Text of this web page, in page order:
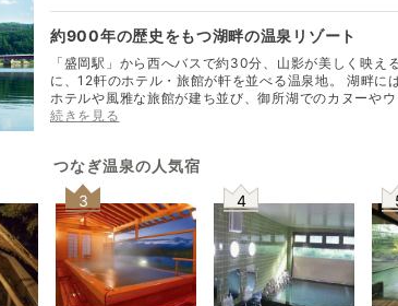
約900年の歴史をもつ湖畔の温泉リゾート
「盛岡駅」から西へバスで約30分、山影が美しく映え
に、12軒のホテル・旅館が軒を並べる温泉地。 湖畔には眺望のよい大型
ホテルや風雅な旅館が建ち並び、御所湖でのカヌーや
ン、ルアーフィッシングなどのレジャー施設も充実。湖
岡の奥座敷」として親しまれ、田沢湖・十和田湖方面へ
も便利。小岩井農場や雫石スキー場も日帰り圏内で、家
も目立つ活気ある温泉地として人気がある。
続きを見る
つなぎ温泉の人気宿
3 4